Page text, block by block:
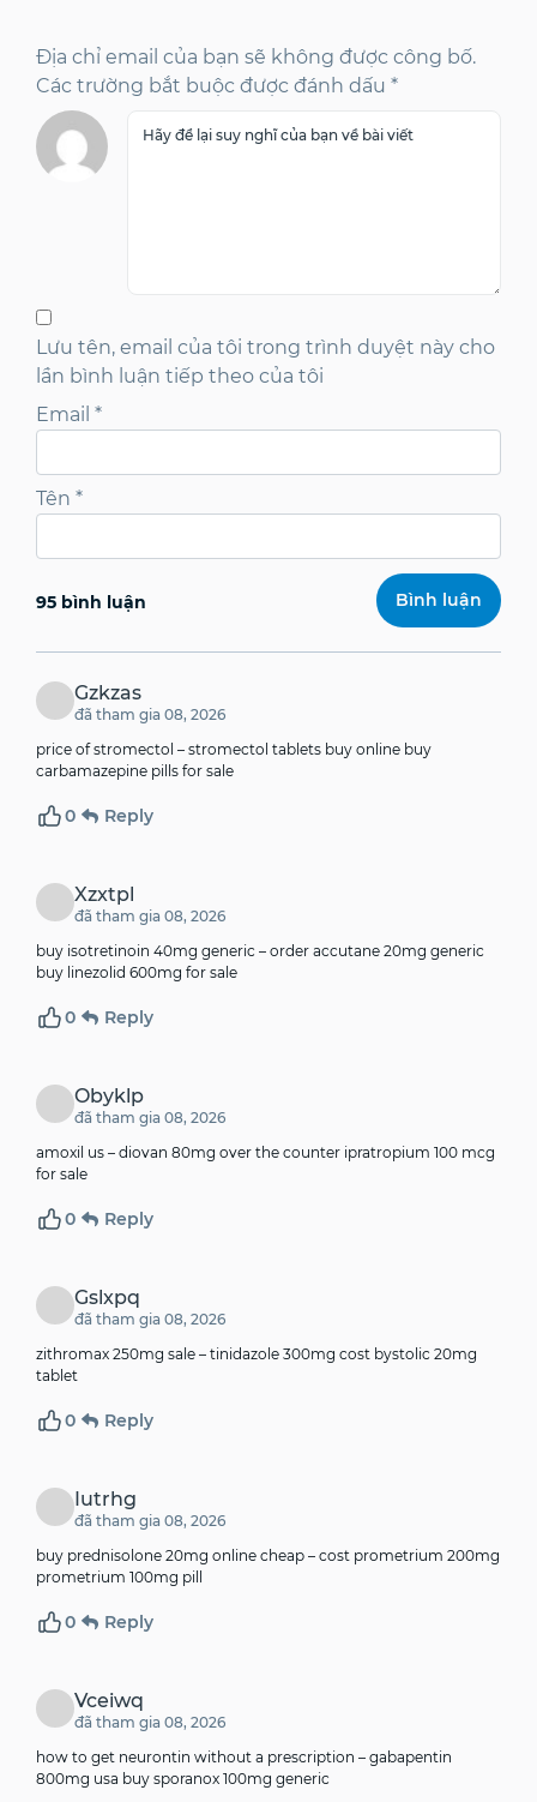
Địa chỉ email của bạn sẽ không được công bố.
Các trường bắt buộc được đánh dấu *
Lưu tên, email của tôi trong trình duyệt này cho
lần bình luận tiếp theo của tôi
Email *
Tên *
95 bình luận
Gzkzas
đã tham gia 08, 2026
price of stromectol – stromectol tablets buy online buy
carbamazepine pills for sale
0 Reply
Xzxtpl
đã tham gia 08, 2026
buy isotretinoin 40mg generic – order accutane 20mg generic
buy linezolid 600mg for sale
0 Reply
Obyklp
đã tham gia 08, 2026
amoxil us – diovan 80mg over the counter ipratropium 100 mcg
for sale
0 Reply
Gslxpq
đã tham gia 08, 2026
zithromax 250mg sale – tinidazole 300mg cost bystolic 20mg
tablet
0 Reply
Iutrhg
đã tham gia 08, 2026
buy prednisolone 20mg online cheap – cost prometrium 200mg
prometrium 100mg pill
0 Reply
Vceiwq
đã tham gia 08, 2026
how to get neurontin without a prescription – gabapentin
800mg usa buy sporanox 100mg generic